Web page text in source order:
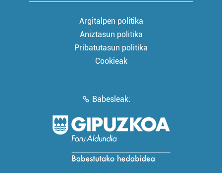
Argitalpen politika
Aniztasun politika
Pribatutasun politika
Cookieak
Babesleak: